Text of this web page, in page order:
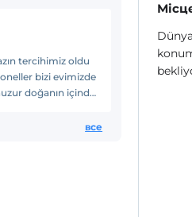
tercihimiz oldu
bizi evimizde
doğanın içinde
все